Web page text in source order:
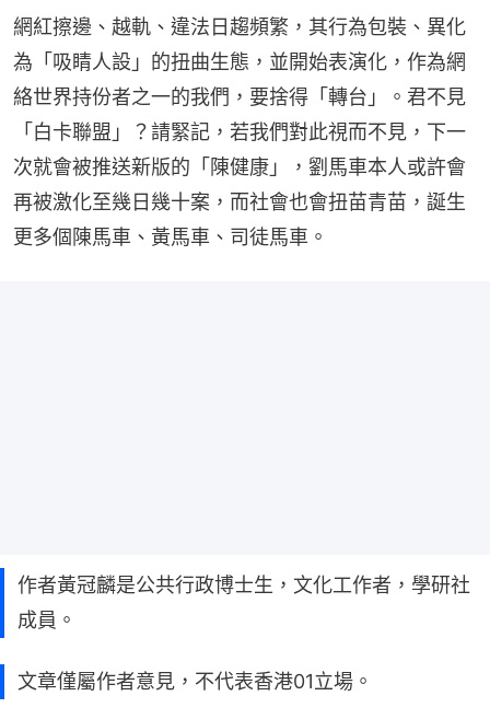
網紅擦邊、越軌、違法日趨頻繁，其行為包裝、異化
為「吸睛人設」的扭曲生態，並開始表演化，作為網
絡世界持份者之一的我們，要捨得「轉台」。君不見
「白卡聯盟」？請緊記，若我們對此視而不見，下一
次就會被推送新版的「陳健康」，劉馬車本人或許會
再被激化至幾日幾十案，而社會也會扭苗青苗，誕生
更多個陳馬車、黃馬車、司徒馬車。
作者黃冠麟是公共行政博士生，文化工作者，學研社
成員。
文章僅屬作者意見，不代表香港01立場。